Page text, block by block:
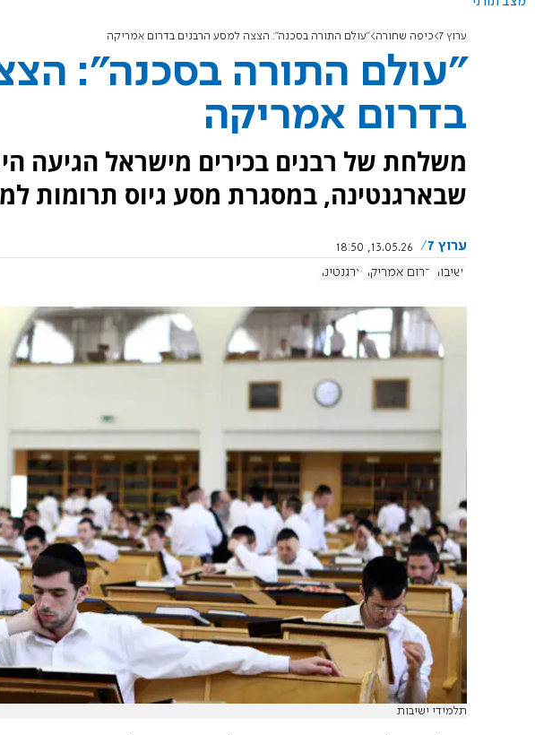
ערוץ 7 כיפה שחורה "עולם התורה בסכנה": הצצה למסע הרבנים בדרום אמריקה
"עולם התורה בסכנה":
בדרום אמריקה
משלחת של רבנים בכירים מישראל הגיעה
שבארגנטינה, במסגרת מסע גיוס תרומות
ערוץ 7
13.05.26, 18:50
ישיבות
דרום אמריקה ארגנטינה
תלמידי ישיבות